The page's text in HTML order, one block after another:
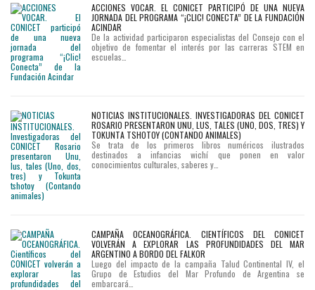
ACCIONES VOCAR. EL CONICET PARTICIPÓ DE UNA NUEVA
JORNADA DEL PROGRAMA “¡CLIC! CONECTA” DE LA FUNDACIÓN
ACINDAR
De la actividad participaron especialistas del Consejo con el
objetivo de fomentar el interés por las carreras STEM en
escuelas…
NOTICIAS INSTITUCIONALES. INVESTIGADORAS DEL CONICET
ROSARIO PRESENTARON UNU, LUS, TALES (UNO, DOS, TRES) Y
TOKUNTA TSHOTOY (CONTANDO ANIMALES)
Se trata de los primeros libros numéricos ilustrados
destinados a infancias wichí que ponen en valor
conocimientos culturales, saberes y…
CAMPAÑA OCEANOGRÁFICA. CIENTÍFICOS DEL CONICET
VOLVERÁN A EXPLORAR LAS PROFUNDIDADES DEL MAR
ARGENTINO A BORDO DEL FALKOR
Luego del impacto de la campaña Talud Continental IV, el
Grupo de Estudios del Mar Profundo de Argentina se
embarcará…